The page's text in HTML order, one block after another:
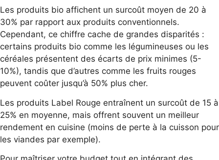
Les produits bio affichent un surcoût moyen de 20 à
30% par rapport aux produits conventionnels.
Cependant, ce chiffre cache de grandes disparités :
certains produits bio comme les légumineuses ou les
céréales présentent des écarts de prix minimes (5-
10%), tandis que d’autres comme les fruits rouges
peuvent coûter jusqu’à 50% plus cher.
Les produits Label Rouge entraînent un surcoût de 15 à
25% en moyenne, mais offrent souvent un meilleur
rendement en cuisine (moins de perte à la cuisson pour
les viandes par exemple).